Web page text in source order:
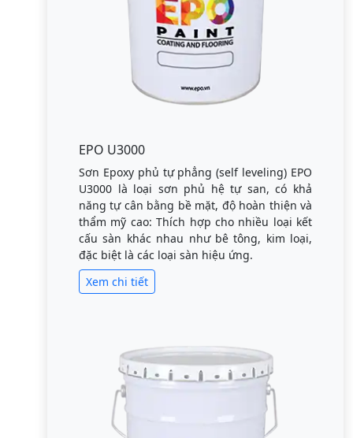
EPO U3000
Sơn Epoxy phủ tự phẳng (self leveling) EPO
U3000 là loại sơn phủ hệ tự san, có khả
năng tự cân bằng bề mặt, độ hoàn thiện và
thẩm mỹ cao: Thích hợp cho nhiều loại kết
cấu sàn khác nhau như bê tông, kim loại,
đặc biệt là các loại sàn hiệu ứng.
Xem chi tiết